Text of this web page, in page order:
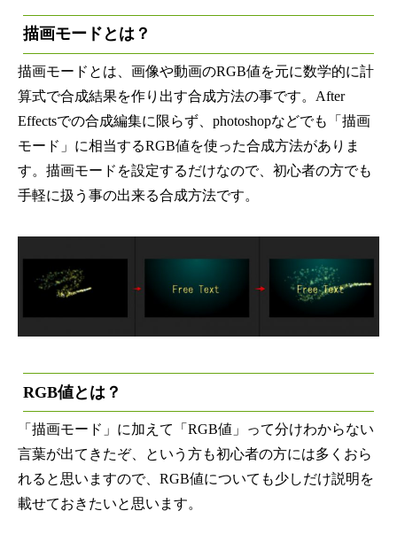
描画モードとは？
描画モードとは、画像や動画のRGB値を元に数学的に計
算式で合成結果を作り出す合成方法の事です。After
Effectsでの合成編集に限らず、photoshopなどでも「描画
モード」に相当するRGB値を使った合成方法がありま
す。描画モードを設定するだけなので、初心者の方でも
手軽に扱う事の出来る合成方法です。
RGB値とは？
「描画モード」に加えて「RGB値」って分けわからない
言葉が出てきたぞ、という方も初心者の方には多くおら
れると思いますので、RGB値についても少しだけ説明を
載せておきたいと思います。